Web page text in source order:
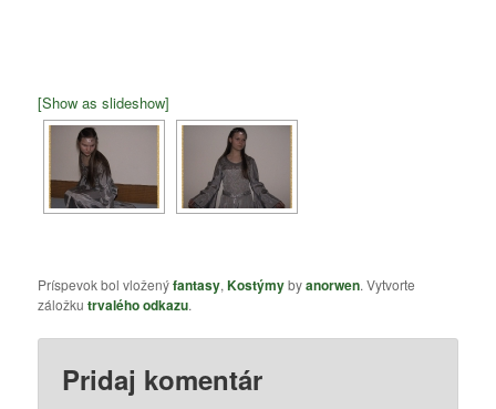
[Show as slideshow]
Príspevok bol vloženýfantasy,Kostýmybyanorwen. Vytvorte
záložkutrvalého odkazu.
Pridaj komentár